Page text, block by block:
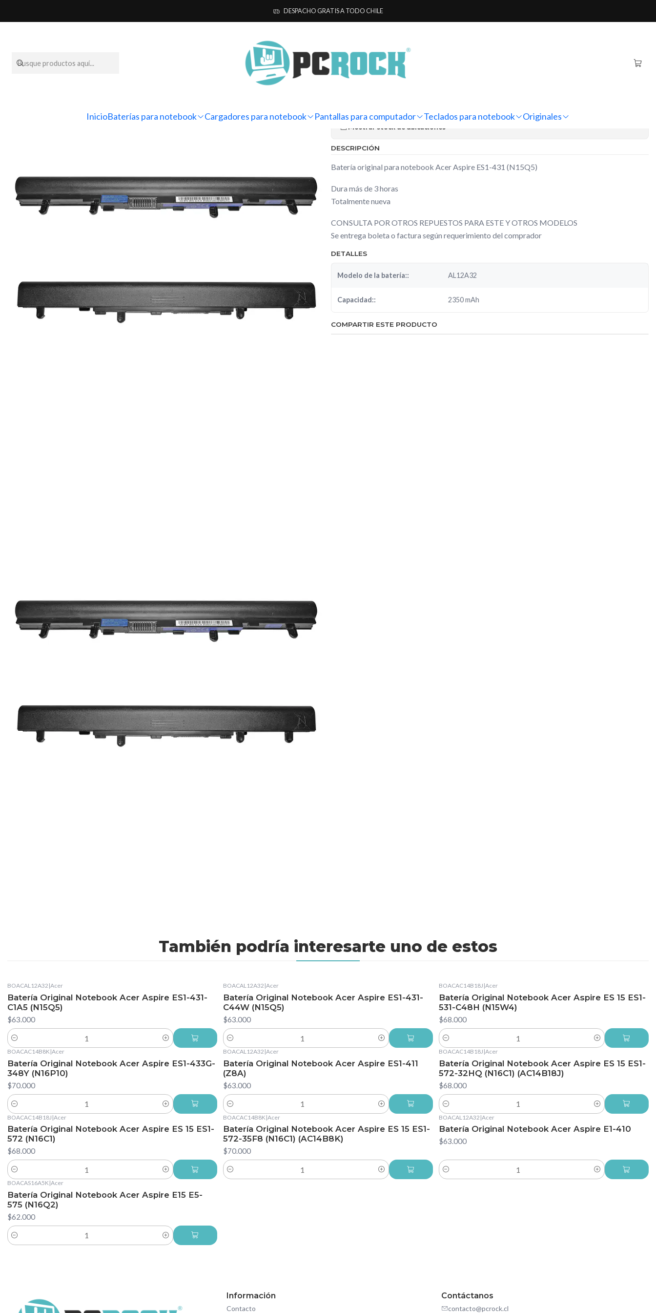
InicioBaterías para notebook Cargadores para notebook Pantallas para computador Teclados para notebook Originales
DESPACHO GRATIS A TODO CHILE
Originales Acer Batería Original Notebook Acer Aspire ES1-431 (N15Q5)
Batería Original Notebook Acer Aspire
ES1-431 (N15Q5)
Mostrar stock de ubicaciones
DESCRIPCIÓN
Batería original para notebook Acer Aspire ES1-431 (N15Q5)
Dura más de 3 horas
Totalmente nueva
CONSULTA POR OTROS REPUESTOS PARA ESTE Y OTROS MODELOS
Se entrega boleta o factura según requerimiento del comprador
DETALLES
Modelo de la batería:: AL12A32
Capacidad:: 2350 mAh
COMPARTIR ESTE PRODUCTO
También podría interesarte uno de estos
BOACAL12A32 |Acer
Batería Original Notebook Acer Aspire ES1-431-
C1A5 (N15Q5)
$63.000
Cantidad
BOACAL12A32 |Acer
Batería Original Notebook Acer Aspire ES1-431-
C44W (N15Q5)
$63.000
Cantidad
BOACAC14B18J |Acer
Batería Original Notebook Acer Aspire ES 15 ES1-
531-C48H (N15W4)
$68.000
Cantidad
BOACAC14B8K|Acer
Batería Original Notebook Acer Aspire ES1-433G-
348Y (N16P10)
$70.000
Cantidad
BOACAL12A32 |Acer
Batería Original Notebook Acer Aspire ES1-411
(Z8A)
$63.000
Cantidad
BOACAC14B18J |Acer
Batería Original Notebook Acer Aspire ES 15 ES1-
572-32HQ (N16C1) (AC14B18J)
$68.000
Cantidad
BOACAC14B18J |Acer
Batería Original Notebook Acer Aspire ES 15 ES1-
572 (N16C1)
$68.000
Cantidad
BOACAC14B8K |Acer
Batería Original Notebook Acer Aspire ES 15 ES1-
572-35F8 (N16C1) (AC14B8K)
$70.000
Cantidad
BOACAL12A32 |Acer
Batería Original Notebook Acer Aspire E1-410
$63.000
Cantidad
BOACAS16A5K|Acer
Batería Original Notebook Acer Aspire E15 E5-
575 (N16Q2)
$62.000
Cantidad
Información
Contacto
Contáctanos
contacto@pcrock.cl